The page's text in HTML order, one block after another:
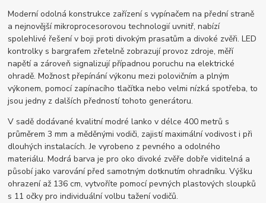
Moderní odolná konstrukce zařízení s vypínačem na přední straně
a nejnovější mikroprocesorovou technologií uvnitř, nabízí
spolehlivé řešení v boji proti divokým prasatům a divoké zvěři. LED
kontrolky s bargrafem zřetelně zobrazují provoz zdroje, měří
napětí a zároveň signalizují případnou poruchu na elektrické
ohradě. Možnost přepínání výkonu mezi polovičním a plným
výkonem, pomocí zapínacího tlačítka nebo velmi nízká spotřeba, to
jsou jedny z dalších předností tohoto generátoru.
V sadě dodávané kvalitní modré lanko v délce 400 metrů s
průměrem 3 mm a měděnými vodiči, zajistí maximální vodivost i při
dlouhých instalacích. Je vyrobeno z pevného a odolného
materiálu. Modrá barva je pro oko divoké zvěře dobře viditelná a
působí jako varování před samotným dotknutím ohradníku. Výšku
ohrazení až 136 cm, vytvoříte pomocí pevných plastových sloupků
s 11 očky pro individuální volbu tažení vodičů.